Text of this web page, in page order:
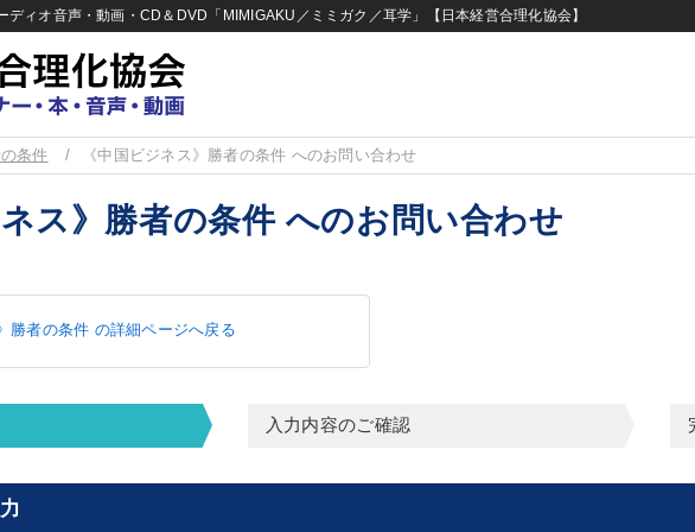
ィオ音声・動画・CD＆DVD「MIMIGAKU／ミミガク／耳学」【日本経営合理化協会】
条件 《中国ビジネス》勝者の条件 へのお問い合わせ
ネス》勝者の条件 へのお問い合わせ
勝者の条件 の詳細ページへ戻る
入力内容のご確認